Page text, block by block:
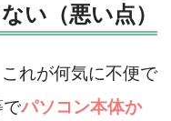
い（悪い点）
れが何気に不便で
でパソコン本体か